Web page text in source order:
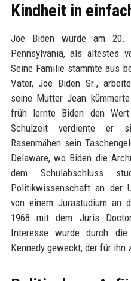
Kindheit in
Joe Biden wurde am 20.
Pennsylvania, als ältestes
Seine Familie stammte aus
Vater, Joe Biden Sr.,
seine Mutter Jean
früh lernte Biden den
Schulzeit verdiente er
Rasenmähen sein
Delaware, wo Biden die
dem Schulabschluss
Politikwissenschaft an der
von einem Jurastudium an
1968 mit dem Juris
Interesse wurde durch
Kennedy geweckt, der für ihn